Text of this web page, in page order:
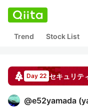
Trend Stock List
Day 22 セキュリテ
@e52yamada (